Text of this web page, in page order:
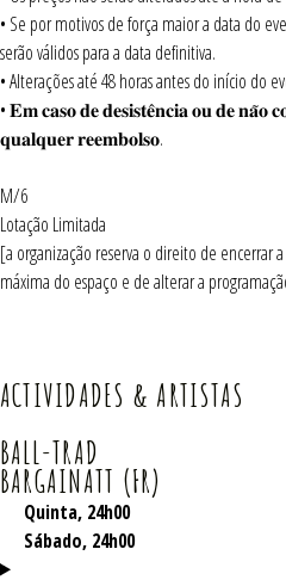
• Se por motivos de força maior a data do
serão válidos para a data definitiva.
• Alterações até 48 horas antes do início do
• 𝐄𝐦 𝐜𝐚𝐬𝐨 𝐝𝐞 𝐝𝐞𝐬𝐢𝐬𝐭𝐞̂𝐧𝐜𝐢𝐚 𝐨𝐮 𝐝𝐞 𝐧𝐚̃𝐨
𝐪𝐮𝐚𝐥𝐪𝐮𝐞𝐫 𝐫𝐞𝐞𝐦𝐛𝐨𝐥𝐬𝐨.
M/6
Lotação Limitada
[a organização reserva o direito de encerrar
máxima do espaço e de alterar a
ACTIVIDADES & ARTISTAS
BALL-TRAD
BARGAINATT (FR)
Quinta, 24h00
Sábado, 24h00